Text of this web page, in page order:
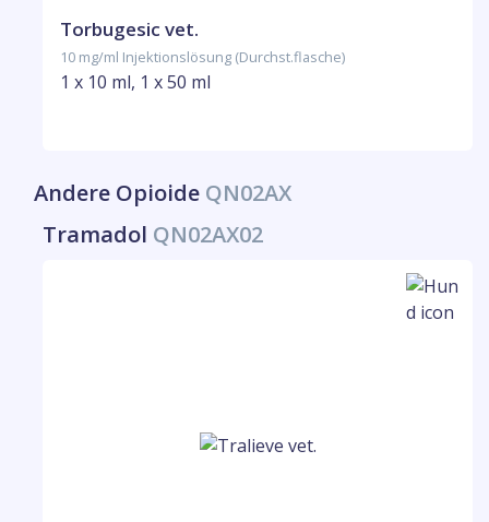
Torbugesic vet.
10 mg/ml Injektionslösung (Durchst.flasche)
1 x 10 ml, 1 x 50 ml
Andere Opioide QN02AX
Tramadol QN02AX02